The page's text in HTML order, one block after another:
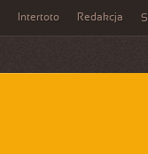
Intertoto Redakcja